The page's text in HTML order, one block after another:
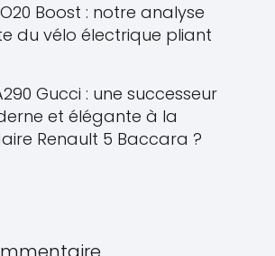
Boost : notre analyse
du vélo électrique pliant
Gucci : une successeur
et élégante à la
Renault 5 Baccara ?